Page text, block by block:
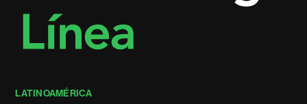
LATINOAMÉRICA